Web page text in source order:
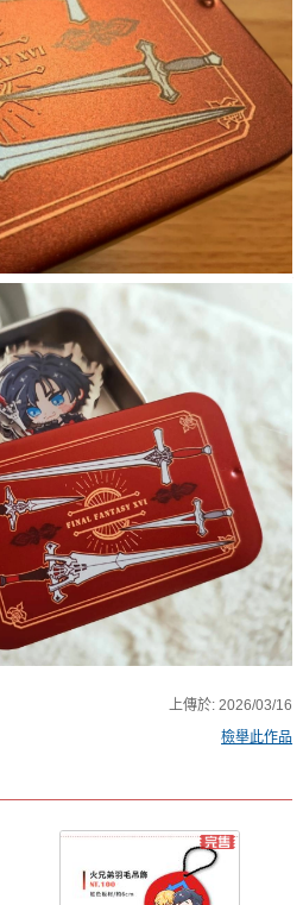
上傳於:2026/03/16
檢舉此作品